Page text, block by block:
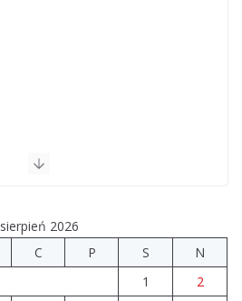
sierpień 2026
C P S
N
1
2